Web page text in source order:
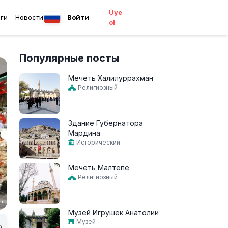
Новости Войти
Üye
ol
Популярные посты
Мечеть Халилуррахман
Религиозный
Здание Губернатора
Мардина
Исторический
Мечеть Малтепе
Религиозный
Музей Игрушек Анатолии
Музей